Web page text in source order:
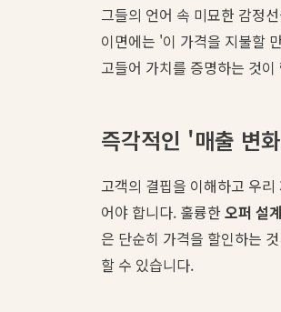
그들의 언어 속 미묘한 감정
이면에는 '이 가격을 지불할
고들어 가치를 증명하는 것이
즉각적인 '매출 변
고객의 결핍을 이해하고 우
어야 합니다. 훌륭한오퍼 설계
은 단순히 가격을 할인하는
할 수 있습니다.